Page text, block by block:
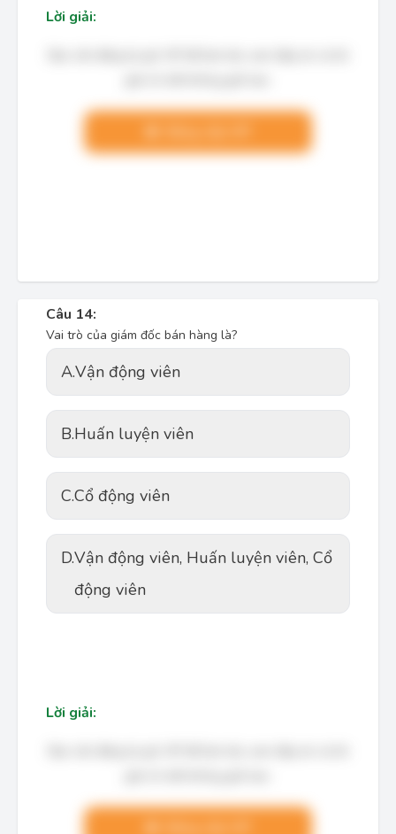
Lời giải:
Câu 14:
Vai trò của giám đốc bán hàng là?
A.Vận động viên
B.Huấn luyện viên
C.Cổ động viên
D.Vận động viên, Huấn luyện viên, Cổ
động viên
Lời giải: